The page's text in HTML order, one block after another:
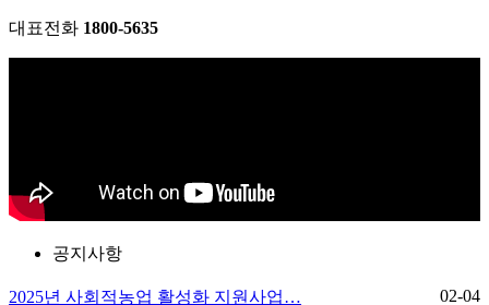
대표전화 1800-5635
공지사항
2025년 사회적농업 활성화 지원사업…
02-04